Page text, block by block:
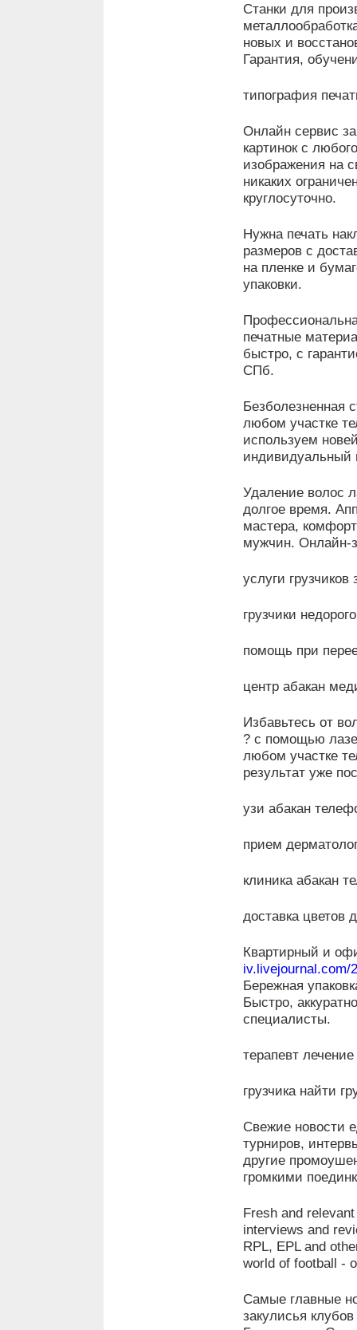
Станки для
новых и
Гарантия,
типография
Онлайн сервис
картинок с
изображения на
никаких
круглосуточно.
Нужна печать
размеров с
на пленке и
упаковки.
печатные
быстро, с
СПб.
Безболезненная
любом участке
используем
индивидуальный
Удаление волос
долгое время.
мастера,
мужчин. Онлайн-
услуги грузчиков
грузчики
помощь при
центр абакан
Избавьтесь от
? с помощью
любом участке
результат уже
узи абакан
прием
клиника абакан
доставка цветов
Квартирный и
iv.livejournal.com/
Бережная
Быстро,
специалисты.
терапевт
грузчика найти
Свежие новости
турниров,
другие
громкими
Fresh and
interviews and
RPL, EPL and
world of football -
Самые главные
закулисья